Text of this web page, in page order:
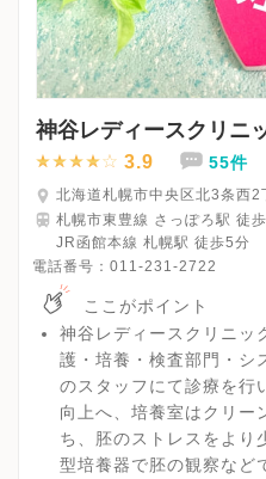
神谷レディースクリニ
3.9 55件
北海道札幌市中央区北3条西
札幌市東豊線 さっぽろ駅 徒
JR函館本線 札幌駅 徒歩5分
電話番号： 011-231-2722
ここがポイント
神谷レディースクリニッ
護・培養・検査部門・シ
のスタッフにて診療を行
向上へ、培養室はクリー
ち、胚のストレスをより
型培養器で胚の観察など